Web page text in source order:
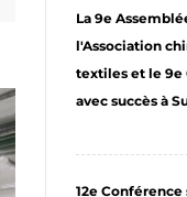
La 9e
l'Association
textiles et le 9e
avec succès à
12e